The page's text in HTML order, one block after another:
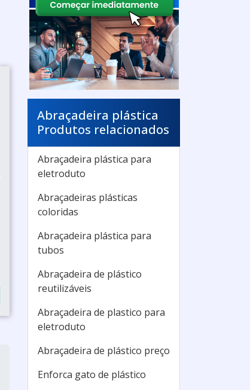
Abraçadeira plástica
Produtos relacionados
Abraçadeira plástica para
eletroduto
Abraçadeiras plásticas
coloridas
Abraçadeira plástica para
tubos
Abraçadeira de plástico
reutilizáveis
Abraçadeira de plastico para
eletroduto
Abraçadeira de plástico preço
Enforca gato de plástico